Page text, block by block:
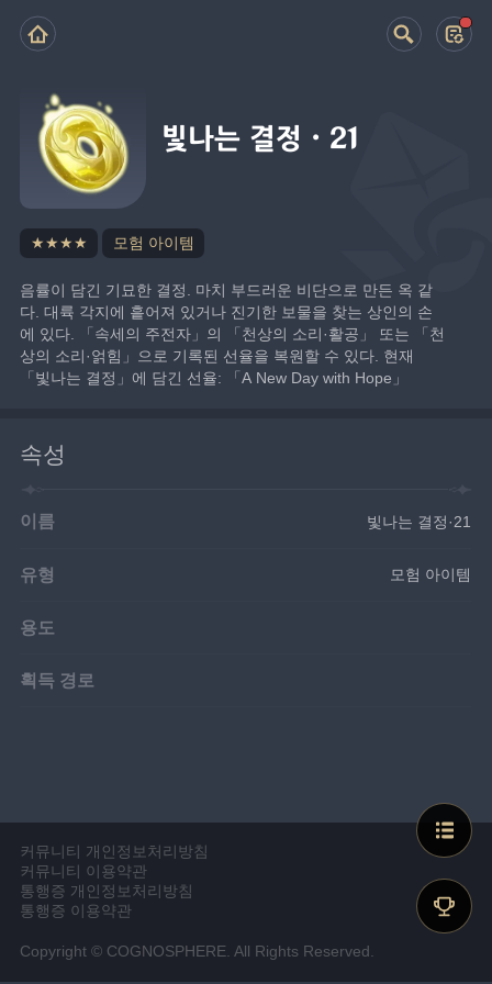
빛나는 결정·21
★★★★ 모험 아이템
음률이 담긴 기묘한 결정. 마치 부드러운 비단으로 만든 옥 같
다. 대륙 각지에 흩어져 있거나 진기한 보물을 찾는 상인의 손
에 있다. 「속세의 주전자」의 「천상의 소리·활공」 또는 「천
상의 소리·얽힘」으로 기록된 선율을 복원할 수 있다. 현재
「빛나는 결정」에 담긴 선율: 「A New Day with Hope」
속성
이름 빛나는 결정·21
유형 모험 아이템
용도
획득 경로
커뮤니티 개인정보처리방침
커뮤니티 이용약관
통행증 개인정보처리방침
통행증 이용약관
Copyright © COGNOSPHERE. All Rights Reserved.